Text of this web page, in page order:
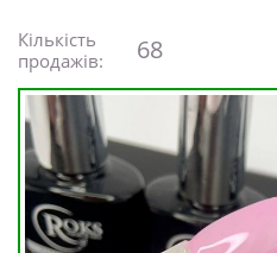
Кількість
продажів:
68